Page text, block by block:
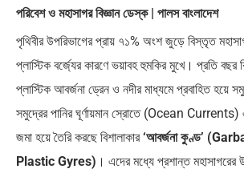
পরিবেশ ও মহাসাগর বিজ্ঞান ডেস্ক | পালস বাংলাদেশ
পৃথিবীর উপরিভাগের প্রায় ৭১% অংশ জুড়ে বিস্তৃত
প্লাস্টিক বর্জ্যের কারণে ভয়াবহ হুমকির মুখে। প্রতি বছর
প্লাস্টিক আবর্জনা ড্রেন ও নদীর মাধ্যমে প্রবাহিত হয়ে
সমুদ্রের পানির ঘূর্ণায়মান স্রোতে (Ocean Currents)
জমা হয়ে তৈরি করছে বিশালাকার‘আবর্জনা কুণ্ড’
Plastic Gyres) । এদের মধ্যে প্রশান্ত